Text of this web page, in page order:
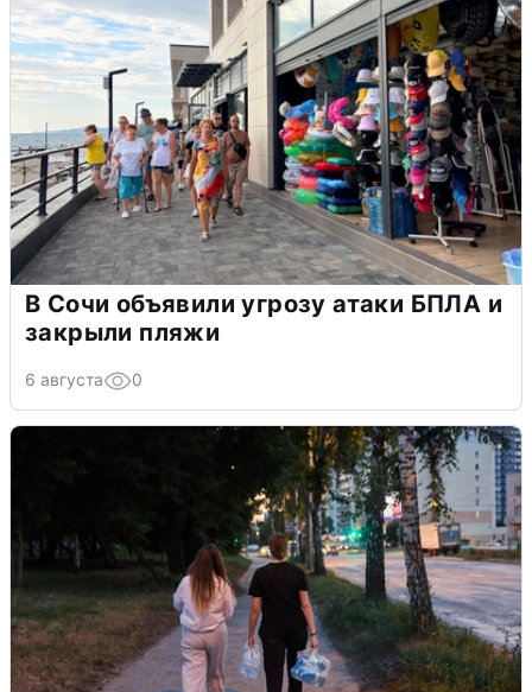
В Сочи объявили угрозу атаки БПЛА и
закрыли пляжи
6 августа 0